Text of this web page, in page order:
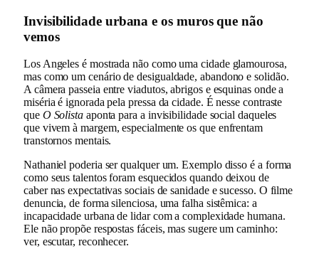
Invisibilidade urbana e os muros que não
vemos
Los Angeles é mostrada não como uma cidade glamourosa,
mas como um cenário de desigualdade, abandono e solidão.
A câmera passeia entre viadutos, abrigos e esquinas onde a
miséria é ignorada pela pressa da cidade. É nesse contraste
que O Solistaaponta para a invisibilidade social daqueles
que vivem à margem, especialmente os que enfrentam
transtornos mentais.
Nathaniel poderia ser qualquer um. Exemplo disso é a forma
como seus talentos foram esquecidos quando deixou de
caber nas expectativas sociais de sanidade e sucesso. O filme
denuncia, de forma silenciosa, uma falha sistêmica: a
incapacidade urbana de lidar com a complexidade humana.
Ele não propõe respostas fáceis, mas sugere um caminho:
ver, escutar, reconhecer.